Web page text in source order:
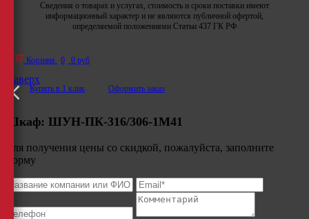
Сведения о товарах и услугах, стоимость и сроки поставки имеют
информационный характер и не являются публичной офертой,
определяемой положениями Статьи 437 ГК РФ
Корзина 0 0 руб
Купить в 1 клик Оформить заказ
Наверх
Шкаф: ШУН-ПК-316/306-1М41
Для получения цены со скидкой, пожалуйста, заполните
форму